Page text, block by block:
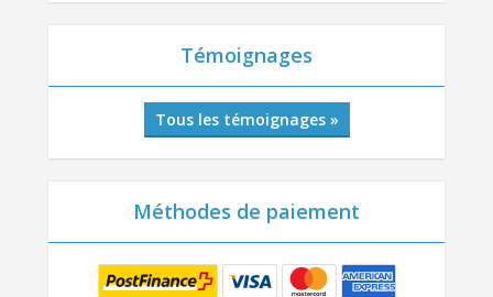
Témoignages
Tous les témoignages »
Méthodes de paiement